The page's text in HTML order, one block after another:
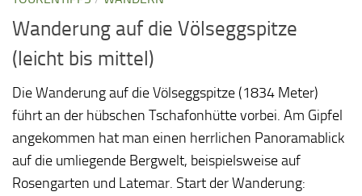
Wanderung auf die Völseggspitze
(leicht bis mittel)
Die Wanderung auf die Völseggspitze (1834 Meter)
führt an der hübschen Tschafonhütte vorbei. Am Gipfel
angekommen hat man einen herrlichen Panoramablick
auf die umliegende Bergwelt, beispielsweise auf
Rosengarten und Latemar. Start der Wanderung: